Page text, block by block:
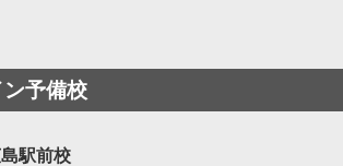
予備校
駅前校